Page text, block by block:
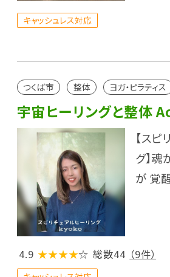
キャッシュレス対応
つくば市 整体 ヨガ・ピラティス
宇宙ヒーリングと整体
【スピ
グ】
が 覚
4.9 ★★★★☆ 総数44 （9件）